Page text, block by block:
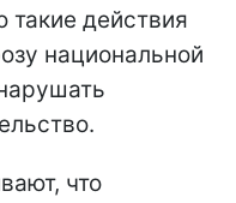
такие действия
национальной
что